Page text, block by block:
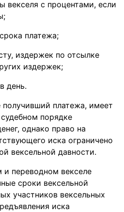
векселя с процентами, если
платежа;
издержек по отсылке
издержек;
день.
получивший платежа, имеет
порядке
однако право на
иска ограничено
вексельной давности.
переводном векселе
сроки вексельной
участников вексельных
иска